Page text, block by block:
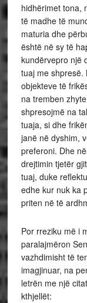
hidhërimet tona,
të madhe të
maturia dhe
është në sy të
kundërvepro një
tuaj me shpresë.
objekteve të
na tremben
shpresojmë na
tuaja, si dhe
janë në dyshim,
preferoni. Dhe
drejtimin tjetër
tuaj, duke
edhe kur nuk ka
priten në të
Por rreziku më i
paralajmëron
vazhdimisht të
imagjinuar, na
letrën me një
kthjellët: